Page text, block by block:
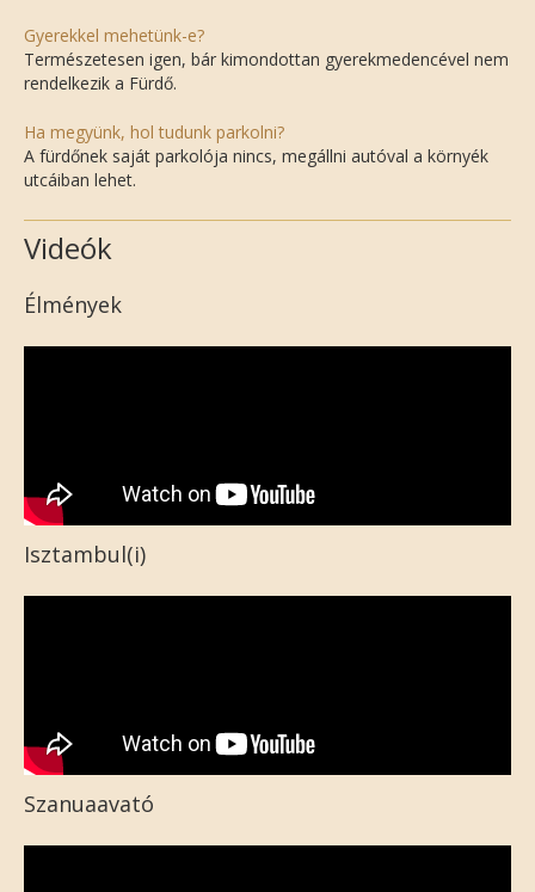
Gyerekkel mehetünk-e?
Természetesen igen, bár kimondottan gyerekmedencével nem
rendelkezik a Fürdő.
Ha megyünk, hol tudunk parkolni?
A fürdőnek saját parkolója nincs, megállni autóval a környék
utcáiban lehet.
Videók
Élmények
Isztambul(i)
Szanuaavató